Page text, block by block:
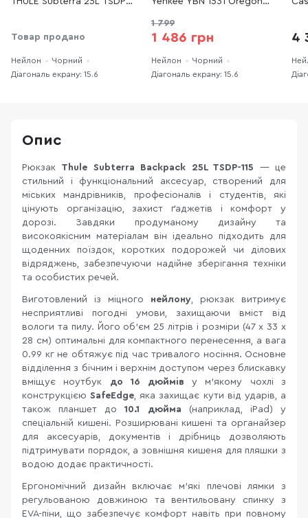
Товар продано
Нейлон
Чорний
Діагональ екрану: 15.6
1 799
1 486 грн
Нейлон
Чорний
Діагональ екрану: 15.6
4
Опис
Рюкзак Thule Subterra Backpack 25L TSDP-115 — це
стильний і функціональний аксесуар, створений для
міських мандрівників, професіоналів і студентів, які
цінують організацію, захист ґаджетів і комфорт у
дорозі. Завдяки продуманому дизайну та
високоякісним матеріалам він ідеально підходить для
щоденних поїздок, коротких подорожей чи ділових
відряджень, забезпечуючи надійне зберігання техніки
та особистих речей.
Виготовлений із міцного нейлону, рюкзак витримує
несприятливі погодні умови, захищаючи вміст від
вологи та пилу. Його об’єм 25 літрів і розміри (47 x 33 x
28 см) оптимальні для компактного перенесення, а вага
0.99 кг не обтяжує під час тривалого носіння. Основне
відділення з бічним і верхнім доступом через блискавку
вміщує ноутбук до 16 дюймів у м’якому чохлі з
конструкцієюSafeEdge, яка захищає кути від ударів, а
також планшет до10.1 дюйма (наприклад, iPad) у
спеціальній кишені. Розширювані кишені та органайзер
для аксесуарів, документів і дрібниць дозволяють
підтримувати порядок, а зовнішня кишеня для пляшки з
водою додає практичності.
Ергономічний дизайн включає м’які плечові лямки з
регульованою довжиною та вентильовану спинку з
EVA-піни, що забезпечує комфорт навіть при повному